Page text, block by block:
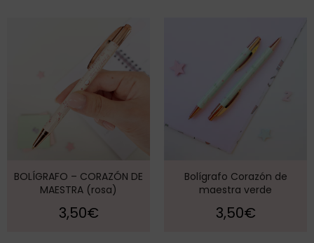
BOLÍGRAFO – CORAZÓN DE
MAESTRA (rosa)
3,50€
Bolígrafo Corazón de
maestra verde
3,50€